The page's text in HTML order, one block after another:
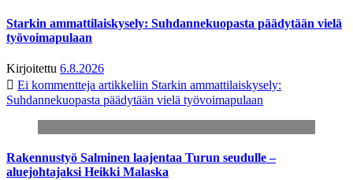
Starkin ammattilaiskysely: Suhdannekuopasta päädytään vielä
työvoimapulaan
Kirjoitettu 6.8.2026
Ei kommentteja artikkeliin Starkin ammattilaiskysely:
Suhdannekuopasta päädytään vielä työvoimapulaan
Rakennustyö Salminen laajentaa Turun seudulle –
aluejohtajaksi Heikki Malaska